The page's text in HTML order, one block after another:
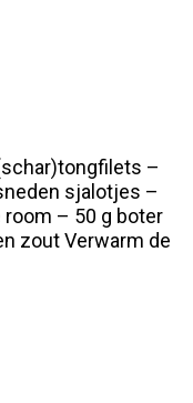
–
sjalotjes –
– 50 g boter
zout Verwarm de